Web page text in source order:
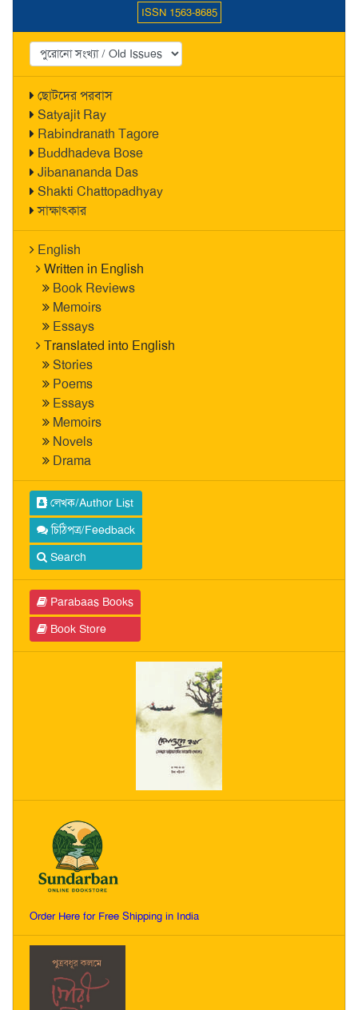
ISSN 1563-8685
ছোটদের পরবাস
Satyajit Ray
Rabindranath Tagore
Buddhadeva Bose
Jibanananda Das
Shakti Chattopadhyay
সাক্ষাৎকার
English
Written in English
Book Reviews
Memoirs
Essays
Translated into English
Stories
Poems
Essays
Memoirs
Novels
Drama
লেখক/Author List
চিঠিপত্র/Feedback
Search
Parabaas Books
Book Store
Order Here for Free Shipping in India